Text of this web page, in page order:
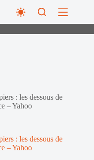
: les dessous de
– Yahoo
: les dessous de
– Yahoo